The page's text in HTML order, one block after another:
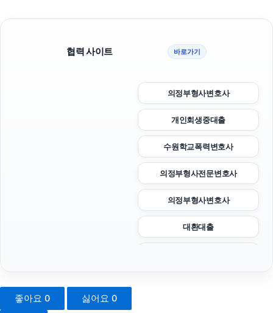
협력 사이트 바로가기
의정부형사변호사
개인회생중대출
수원학교폭력변호사
의정부형사전문변호사
의정부형사변호사
대환대출
좋아요 0 싫어요 0